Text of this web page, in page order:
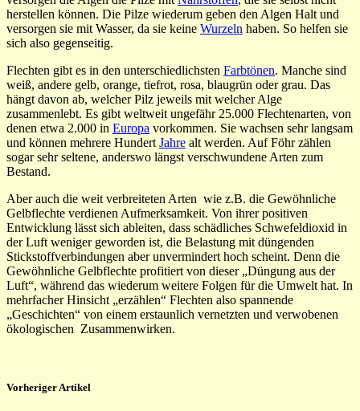
herstellen können. Die Pilze wiederum geben den Algen Halt und
versorgen sie mit Wasser, da sie keine Wurzeln haben. So helfen sie
sich also gegenseitig.
Flechten gibt es in den unterschiedlichsten Farbtönen. Manche sind
weiß, andere gelb, orange, tiefrot, rosa, blaugrün oder grau. Das
hängt davon ab, welcher Pilz jeweils mit welcher Alge
zusammenlebt. Es gibt weltweit ungefähr 25.000 Flechtenarten, von
denen etwa 2.000 in Europa vorkommen. Sie wachsen sehr langsam
und können mehrere Hundert Jahre alt werden. Auf Föhr zählen
sogar sehr seltene, anderswo längst verschwundene Arten zum
Bestand.
Aber auch die weit verbreiteten Arten wie z.B. die Gewöhnliche
Gelbflechte verdienen Aufmerksamkeit. Von ihrer positiven
Entwicklung lässt sich ableiten, dass schädliches Schwefeldioxid in
der Luft weniger geworden ist, die Belastung mit düngenden
Stickstoffverbindungen aber unvermindert hoch scheint. Denn die
Gewöhnliche Gelbflechte profitiert von dieser „Düngung aus der
Luft“, während das wiederum weitere Folgen für die Umwelt hat. In
mehrfacher Hinsicht „erzählen“ Flechten also spannende
„Geschichten“ von einem erstaunlich vernetzten und verwobenen
ökologischen Zusammenwirken.
Vorheriger Artikel